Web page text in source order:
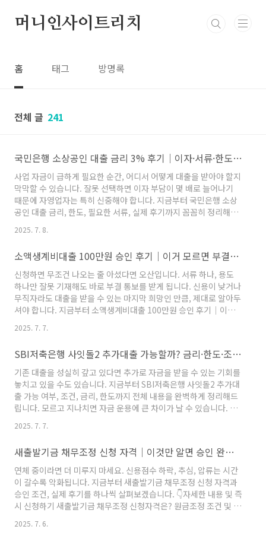
머니인사이트리치
홈 태그 방명록
전체 글 241
국민은행 소상공인 대출 금리 3% 후기│이자·서류·한도 완벽정리
사업 자금이 급하게 필요한 순간, 어디서 어떻게 대출을 받아야 할지
막막할 수 있습니다. 잘못 선택하면 이자 부담이 몇 배로 늘어나기
때문에 자영업자는 특히 신중해야 합니다. 지금부터 국민은행 소상
공인 대출 금리, 한도, 필요한 서류, 실제 후기까지 꼼꼼히 정리해드
출 금리, 한도 1억 승인 비법(+후기) - 치어풀24자금이 급한데 어디
선택하면 막대한 이자 손해를 볼 수 있어 주의해야 합니다. 지금부터
만족도 높은 국민은행 소상공인 대출cheerful24.com 모르면 손해
보는 정보 국민은행 소상공인 대출이란?국민은행 소상공인 대출은
개인사업자를 대상으로 한 신용대출 상품으로..
2025. 7. 8.
소액생계비대출 100만원 승인 후기│이거 모르면 부결됩니다
신청하면 무조건 나오는 줄 아셨다면 오산입니다. 서류 하나, 용도
하나만 잘못 기재해도 바로 부결 통보를 받게 됩니다. 신용이 낮거나
무직자라도 대출을 받을 수 있는 마지막 희망인 만큼, 제대로 알아두
셔야 합니다. 지금부터 소액생계비대출 100만원 승인 후기│이거
알아야 할 조건을 알려드리겠습니다. 👇자세한 내용 및 즉시 신청하
풀24신용이 낮아 금융상품 이용이 불가하신가요? 불법 대출이라도
받아야 하나 걱정이신가요? 이럴 때 소액생계비대출을 활용하면 도
움받을 수 있습니다. 지금부터 소액생계비대출 100만원 후기 및
cheerful24.com 모르면 손해 보는 정보 소액생계비..
2025. 7. 7.
SBI저축은행 사잇돌2 추가대출 가능할까? 금리·한도·조건 완벽정리
기존 대출을 성실히 갚고 있다면 추가로 자금을 받을 수 있는 기회를
놓치고 있을 수도 있습니다. 지금부터 SBI저축은행 사잇돌2 추가대
출 가능 여부, 조건, 금리, 한도까지 전체 내용을 완벽하게 정리해드
립니다. 모르고 지나치면 자금 운용에 큰 차이가 날 수 있습니다. 👇
만원 승인 비법(+추가대출) - 치어풀24고금리 대출로 인해 부담이
부 정책대출인 사잇돌2를 활용하면 좋습니다. 지금부터 만족도 높은
SBI저축은행 사잇돌2 후기, 한cheerful24.com 모르면 손해 보는
정보 SBI저축은행 사잇돌2란?SBI저축은행 사잇돌2는 서울보증보
험의 보증을 기반으로 한 중금..
2025. 7. 7.
새출발기금 채무조정 신청 자격│이것만 알면 승인 완료(+후기)
연체 중이라면 더 미루지 마세요. 신용점수 하락, 추심, 압류는 시간
이 갈수록 악화됩니다. 지금부터 새출발기금 채무조정 신청 자격과
승인 조건, 실제 후기를 하나씩 살펴보겠습니다. 👇자세한 내용 및 즉
시 신청하기 새출발기금 채무조정 신청자격은? 원금조정 조건 및 후
신가요? 연체가 지속되면 신용점수 하락뿐만 아니라 금융활동 제약,
2025. 7. 6.